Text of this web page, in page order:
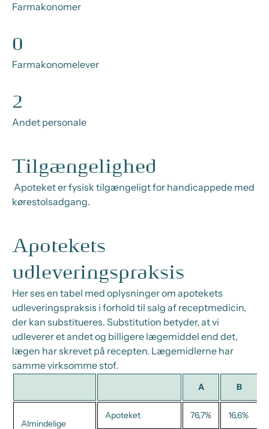
Farmakonomer
0
Farmakonomelever
2
Andet personale
Tilgængelighed
Apoteket er fysisk tilgængeligt for handicappede med
kørestolsadgang.
Apotekets
udleveringspraksis
Her ses en tabel med oplysninger om apotekets
udleveringspraksis i forhold til salg af receptmedicin,
der kan substitueres. Substitution betyder, at vi
udleverer et andet og billigere lægemiddel end det,
lægen har skrevet på recepten. Lægemidlerne har
samme virksomme stof.
A B
Almindelige
Apoteket 76,7% 16,6%